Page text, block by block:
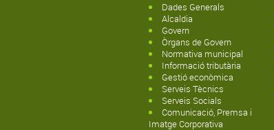
Dades Generals
Alcaldia
Govern
Òrgans de Govern
Normativa municipal
Informació tributària
Gestió econòmica
Serveis Tècnics
Serveis Socials
Comunicació, Premsa i
Imatge Corporativa